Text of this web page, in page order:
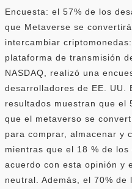
Encuesta: el 57% de los
que Metaverse se
intercambiar
plataforma de transmisión
NASDAQ, realizó una
desarrolladores de EE. UU.
resultados muestran que el
que el metaverso se
para comprar, almacenar y
mientras que el 18 % de
acuerdo con esta opinión y
neutral. Además, el 70% de